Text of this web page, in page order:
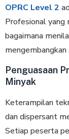
OPRC Level 2
Profesional yang
bagaimana
Penguasaan
Minyak
Keterampilan
dan dispersant
Setiap peserta